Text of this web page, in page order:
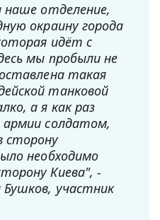
наше отделение,
окраину города
идёт с
мы пробыли не
такая
танковой
а я как раз
армии солдатом,
сторону
необходимо
Киева", -
участник